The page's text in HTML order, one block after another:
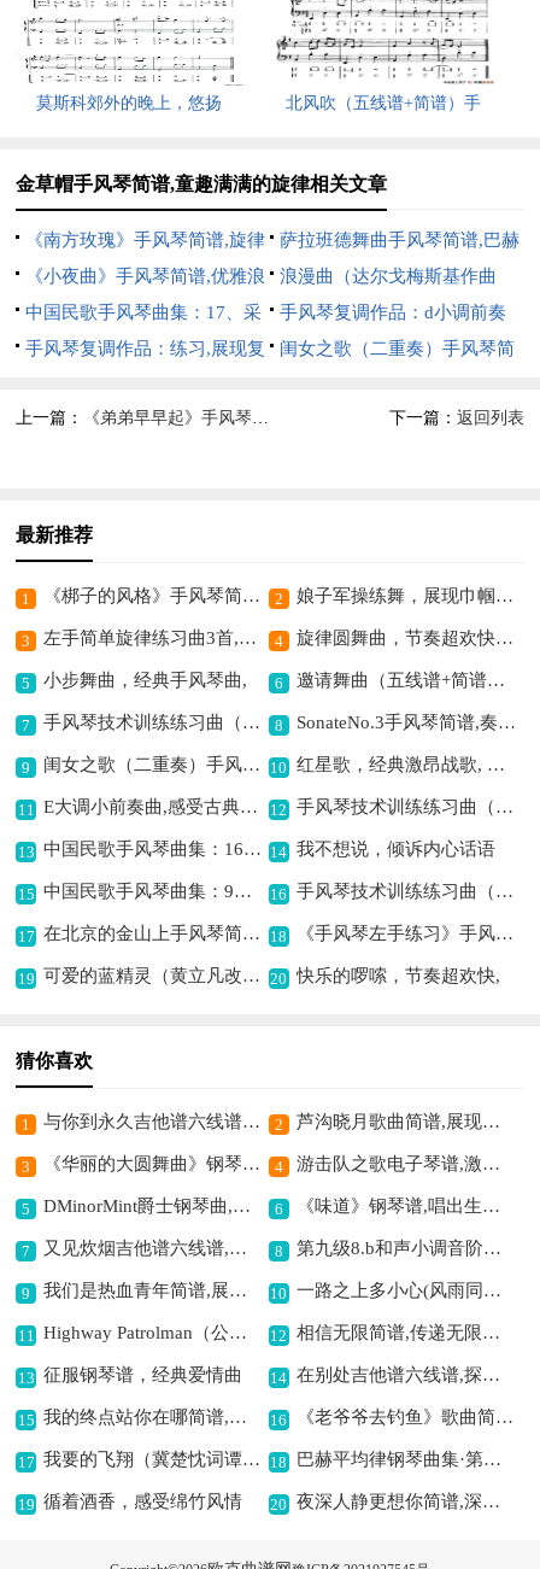
莫斯科郊外的晚上，悠扬 北风吹（五线谱+简谱）手
金草帽手风琴简谱,童趣满满的旋律相关文章
《南方玫瑰》手风琴简谱,旋律
优美的南方情 《南方玫瑰》手
风琴简谱,饱含诗意的玫瑰曲
《南方玫瑰》手风琴简谱,传递
萨拉班德舞曲手风琴简谱,巴赫
经典乐章之美
《小夜曲》手风琴简谱,优雅浪
漫的旋律 《小夜曲》手风琴简
谱,静谧温柔的曲调 《小夜曲》
浪漫曲（达尔戈梅斯基作曲
版）手风琴简谱,展现别样浪漫
风情
中国民歌手风琴曲集：17、采
花,展现独特民歌魅力
手风琴复调作品：d小调前奏
曲与赋格,展现独特音乐魅力
手风琴复调作品：练习,展现复
闺女之歌（二重奏）手风琴简
上一篇： 《弟弟早早起》手风琴简谱,活泼欢快的晨曲 下一篇： 返回列表
最新推荐
1 《梆子的风格》手风琴简谱,独特展现梆子风情 2 娘子军操练舞，展现巾帼风采
3 左手简单旋律练习曲3首,展现独特手风琴旋律 4 旋律圆舞曲，节奏超欢快,旋律圆舞曲，尽显优雅范,旋律圆舞曲，充满浪漫情,旋律圆舞曲，舞动青春梦,旋律圆舞曲，演绎华尔兹
5 小步舞曲，经典手风琴曲, 6 邀请舞曲（五线谱+简谱）,欢快节奏的舞曲简谱
7 手风琴技术训练练习曲（9）,提升手风琴演奏技能 8 SonateNo.3手风琴简谱,奏鸣曲激昂乐章展现
9 闺女之歌（二重奏）手风琴简谱,展现独特亲情旋律 10 红星歌，经典激昂战歌, 红星歌，奏响革命旋律, 红星歌，闪耀时代光芒, 红星歌，传承红色精神, 红星歌，唤起热血记忆, 红星歌，凝聚奋进力量, 红星歌，展现家国情怀, 红星歌，激励前行脚步, 红星歌，
11 E大调小前奏曲,感受古典韵味 12 手风琴技术训练练习曲（22）,助你提升手风琴技巧
13 中国民歌手风琴曲集：16、北京的金山上,经典民歌韵味足 14 我不想说，倾诉内心话语
15 中国民歌手风琴曲集：9、毛主席永远和我们在一起手风琴简谱,缅怀领袖经典之作 16 手风琴技术训练练习曲（6）,提升手风琴演奏技巧
17 在北京的金山上手风琴简谱,经典红歌韵味足 18 《手风琴左手练习》手风琴简谱,助你提升左手技巧
19 可爱的蓝精灵（黄立凡改编版）手风琴简谱,经典动画音乐再现 20 快乐的啰嗦，节奏超欢快,
猜你喜欢
1 与你到永久吉他谱六线谱,浪漫相伴到永恒 2 芦沟晓月歌曲简谱,展现历史意境
3 《华丽的大圆舞曲》钢琴谱,感受华丽音乐魅力 4 游击队之歌电子琴谱,激昂展现游击风采
5 DMinorMint爵士钢琴曲,独特爵士韵味展现 6 《味道》钢琴谱,唱出生活的滋味
7 又见炊烟吉他谱六线谱,怀旧温馨之旋律 8 第九级8.b和声小调音阶钢琴谱,中央院考级7至9级用
9 我们是热血青年简谱,展现青春热血激昂 10 一路之上多小心(风雨同仁堂秋菊唱段,琴谱)简谱京剧,尽显关切之情
11 Highway Patrolman（公路巡警）简谱,展现别样警察风采 12 相信无限简谱,传递无限力量
13 征服钢琴谱，经典爱情曲 14 在别处吉他谱六线谱,探寻别样之境
15 我的终点站你在哪简谱,探寻情感归宿 16 《老爷爷去钓鱼》歌曲简谱,童趣满满的钓鱼曲
17 我要的飞翔（冀楚忱词谭伊哲曲）吉他谱六线谱,追逐梦想之旋律 18 巴赫平均律钢琴曲集·第一卷之前奏曲（NO.18）钢琴谱,展现复调音乐魅力
19 循着酒香，感受绵竹风情 20 夜深人静更想你简谱,深情思念之曲